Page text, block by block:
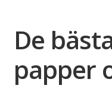
De
papper